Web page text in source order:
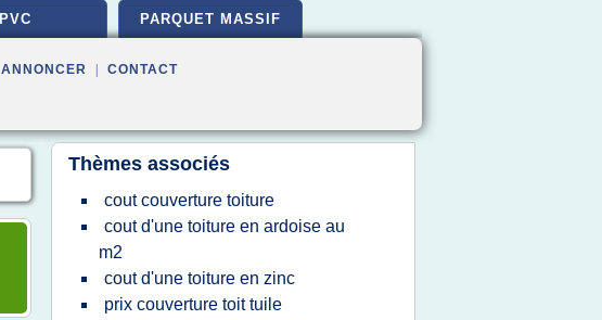
PVC PARQUET MASSIF
ANNONCER CONTACT
Thèmes associés
cout couverture toiture
cout d'une toiture en ardoise au
m2
cout d'une toiture en zinc
prix couverture toit tuile